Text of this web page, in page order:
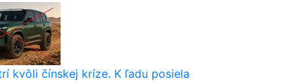
kvôli čínskej kríze. K ľadu posiela